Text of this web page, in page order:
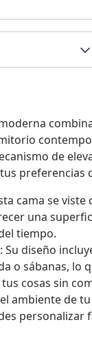
de
preferencias
cama se
una
tiempo.
: Su diseño
o sábanas, lo
cosas sin
ambiente de